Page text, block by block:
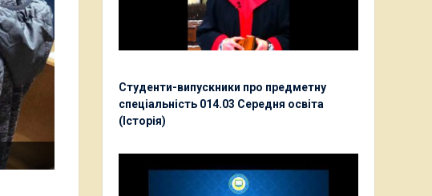
Студенти-випускники про предметну
спеціальність 014.03 Середня освіта
(Історія)